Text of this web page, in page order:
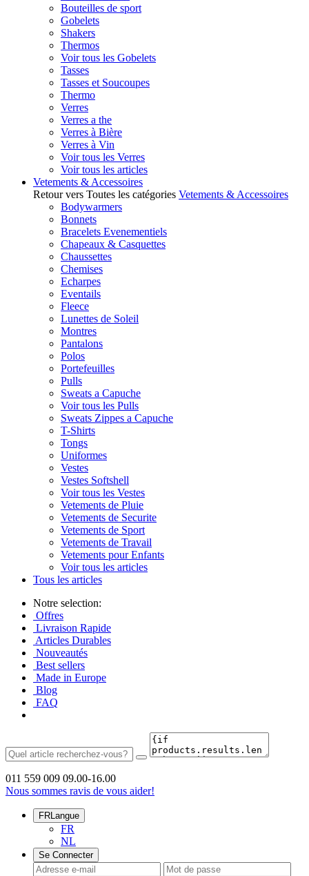
Bouteilles de sport
Gobelets
Shakers
Thermos
Voir tous les Gobelets
Tasses
Tasses et Soucoupes
Thermo
Verres
Verres a the
Verres à Bière
Verres à Vin
Voir tous les Verres
Voir tous les articles
Vetements & Accessoires
Retour vers Toutes les catégories Vetements & Accessoires
Bodywarmers
Bonnets
Bracelets Evenementiels
Chapeaux & Casquettes
Chaussettes
Chemises
Echarpes
Eventails
Fleece
Lunettes de Soleil
Montres
Pantalons
Polos
Portefeuilles
Pulls
Sweats a Capuche
Voir tous les Pulls
Sweats Zippes a Capuche
T-Shirts
Tongs
Uniformes
Vestes
Vestes Softshell
Voir tous les Vestes
Vetements de Pluie
Vetements de Securite
Vetements de Sport
Vetements de Travail
Vetements pour Enfants
Voir tous les articles
Tous les articles
Notre selection:
Offres
Livraison Rapide
Articles Durables
Nouveautés
Best sellers
Made in Europe
Blog
FAQ
011 559 009 09.00-16.00
Nous sommes ravis de vous aider!
FRLangue
FR
NL
Se Connecter